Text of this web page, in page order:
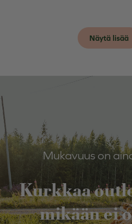
Näytä lisää
Mukavuus on
Kurkkaa
mikään ei